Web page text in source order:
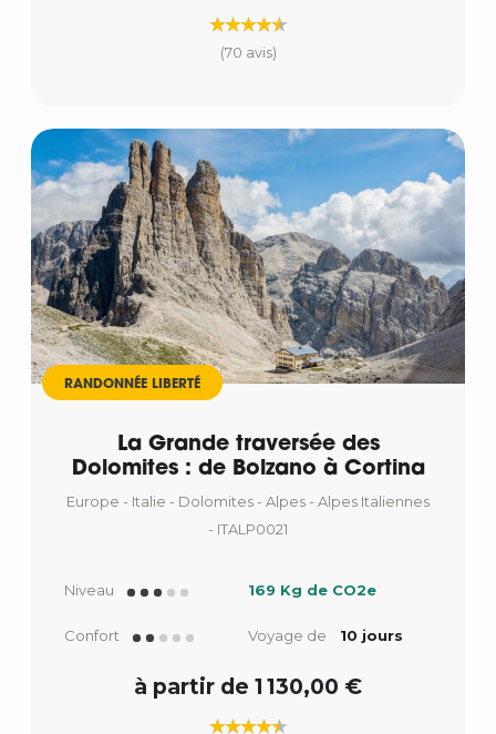
(70 avis)
RANDONNÉE LIBERTÉ
La Grande traversée des
Dolomites : de Bolzano à Cortina
Europe - Italie - Dolomites - Alpes - Alpes Italiennes
- ITALP0021
Niveau 169 Kg de CO2e
Confort Voyage de 10 jours
à partir de 1 130,00 €